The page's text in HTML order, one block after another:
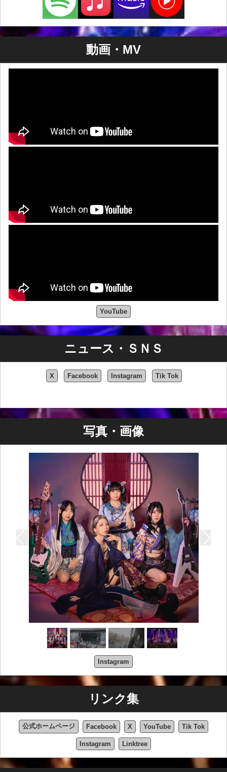
動画・MV
YouTube
ニュース・ＳＮＳ
X Facebook Instagram Tik Tok
写真・画像
Instagram
リンク集
公式ホームページ Facebook X YouTube Tik Tok
Instagram Linktree